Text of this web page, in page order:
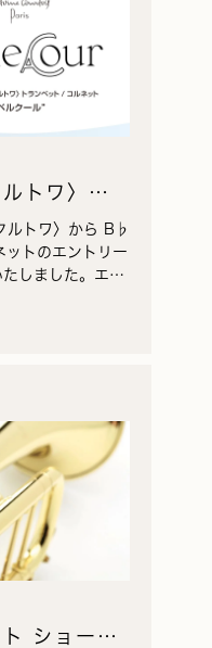
トワ〉ト
ト“ベルク
ルトワ〉から B♭
ットのエントリー
たしました。エレ
者のアドリア
ショール